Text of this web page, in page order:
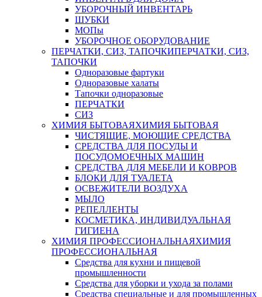
УБОРОЧНЫЙ ИНВЕНТАРЬ
ШУБКИ
МОПы
УБОРОЧНОЕ ОБОРУДОВАНИЕ
ПЕРЧАТКИ, СИЗ, ТАПОЧКИПЕРЧАТКИ, СИЗ,
ТАПОЧКИ
Одноразовые фартуки
Одноразовые халаты
Тапочки одноразовые
ПЕРЧАТКИ
СИЗ
ХИМИЯ БЫТОВАЯХИМИЯ БЫТОВАЯ
ЧИСТЯЩИЕ, МОЮЩИЕ СРЕДСТВА
СРЕДСТВА ДЛЯ ПОСУДЫ И
ПОСУДОМОЕЧНЫХ МАШИН
СРЕДСТВА ДЛЯ МЕБЕЛИ И КОВРОВ
БЛОКИ ДЛЯ ТУАЛЕТА
ОСВЕЖИТЕЛИ ВОЗДУХА
МЫЛО
РЕПЕЛЛЕНТЫ
КОСМЕТИКА, ИНДИВИДУАЛЬНАЯ
ГИГИЕНА
ХИМИЯ ПРОФЕССИОНАЛЬНАЯХИМИЯ
ПРОФЕССИОНАЛЬНАЯ
Средства для кухни и пищевой
промышленности
Средства для уборки и ухода за полами
Средства специальные и для промышленных